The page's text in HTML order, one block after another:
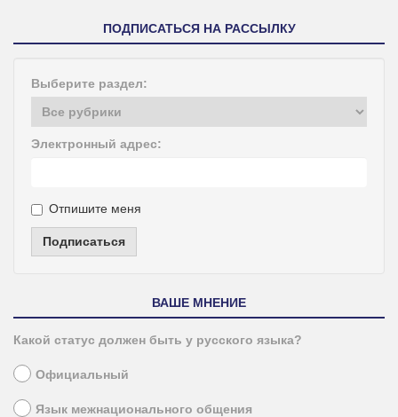
ПОДПИСАТЬСЯ НА РАССЫЛКУ
Выберите раздел:
Электронный адрес:
Отпишите меня
Подписаться
ВАШЕ МНЕНИЕ
Какой статус должен быть у русского языка?
Официальный
Язык межнационального общения